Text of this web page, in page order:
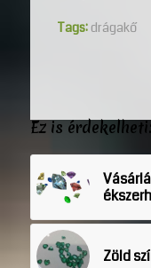
Tags: drágakő
Ez is érdekelheti:
Zöld